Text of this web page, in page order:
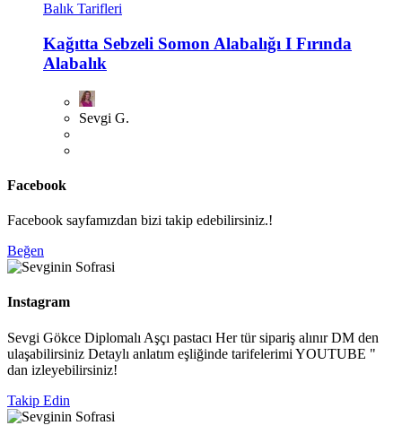
Balık Tarifleri
Kağıtta Sebzeli Somon Alabalığı I Fırında
Alabalık
Sevgi G.
Facebook
Facebook sayfamızdan bizi takip edebilirsiniz.!
Beğen
Instagram
Sevgi Gökce Diplomalı Aşçı pastacı Her tür sipariş alınır DM den
ulaşabilirsiniz Detaylı anlatım eşliğinde tarifelerimi YOUTUBE "
dan izleyebilirsiniz!
Takip Edin